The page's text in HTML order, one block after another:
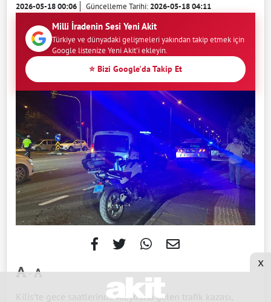
2026-05-18 00:06 Güncelleme Tarihi:2026-05-18 04:11
Milli İradenin Sesi Yeni Akit
Türkiye ve dünyadaki gelişmeleri yakından takip etmek için
Google listenize Yeni Akit'i ekleyin.
⭐ Bizi Google'da Takip Et
-
Kilis’te gece saatlerinde meydana gelen trafik kazası,
x